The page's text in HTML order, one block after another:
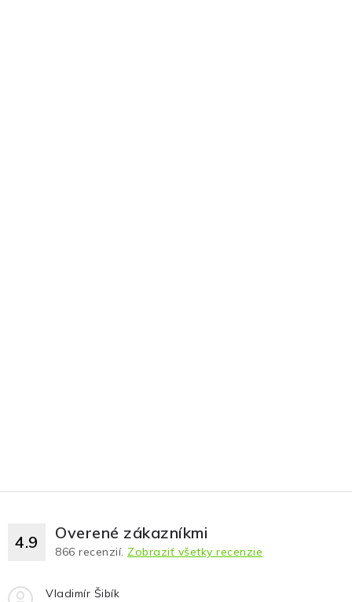
4.9 Overené zákazníkmi
866 recenzií. Zobraziť všetky recenzie
Vladimír Šibík